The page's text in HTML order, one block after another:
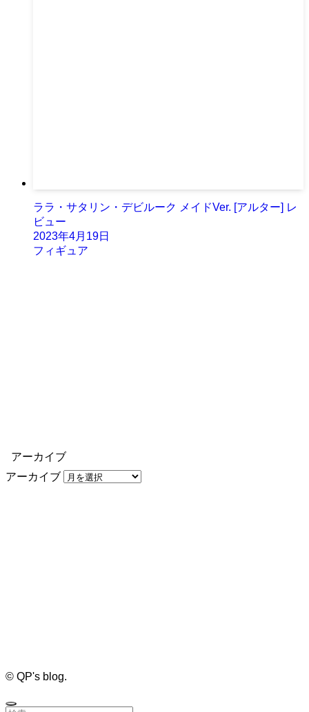
ララ・サタリン・デビルーク メイドVer. [アルター] レ
ビュー
2023年4月19日
フィギュア
アーカイブ
アーカイブ
© QP's blog.